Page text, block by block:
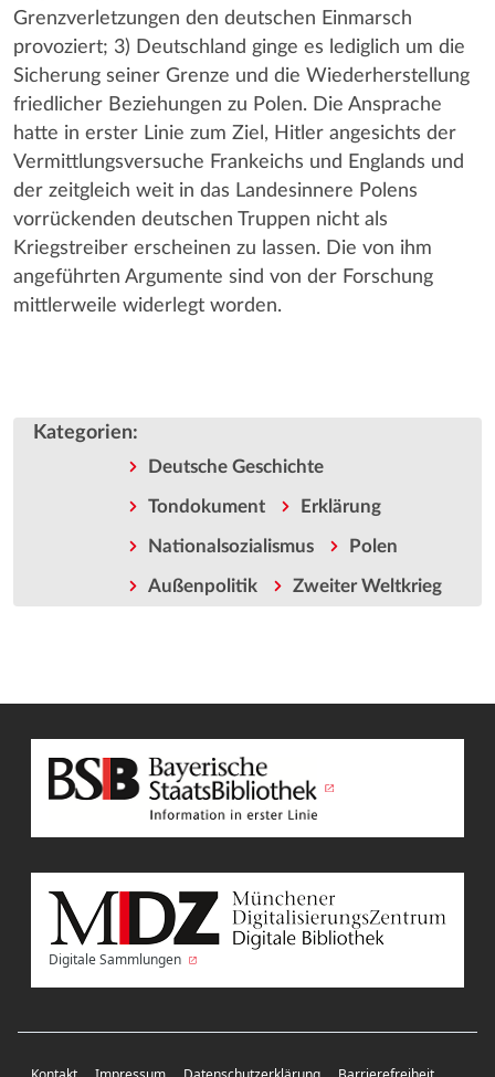
Grenzverletzungen den deutschen Einmarsch
provoziert; 3) Deutschland ginge es lediglich um die
Sicherung seiner Grenze und die Wiederherstellung
friedlicher Beziehungen zu Polen. Die Ansprache
hatte in erster Linie zum Ziel, Hitler angesichts der
Vermittlungsversuche Frankeichs und Englands und
der zeitgleich weit in das Landesinnere Polens
vorrückenden deutschen Truppen nicht als
Kriegstreiber erscheinen zu lassen. Die von ihm
angeführten Argumente sind von der Forschung
mittlerweile widerlegt worden.
Kategorien:
Deutsche Geschichte
Tondokument Erklärung
Nationalsozialismus Polen
Außenpolitik Zweiter Weltkrieg
Digitale Sammlungen